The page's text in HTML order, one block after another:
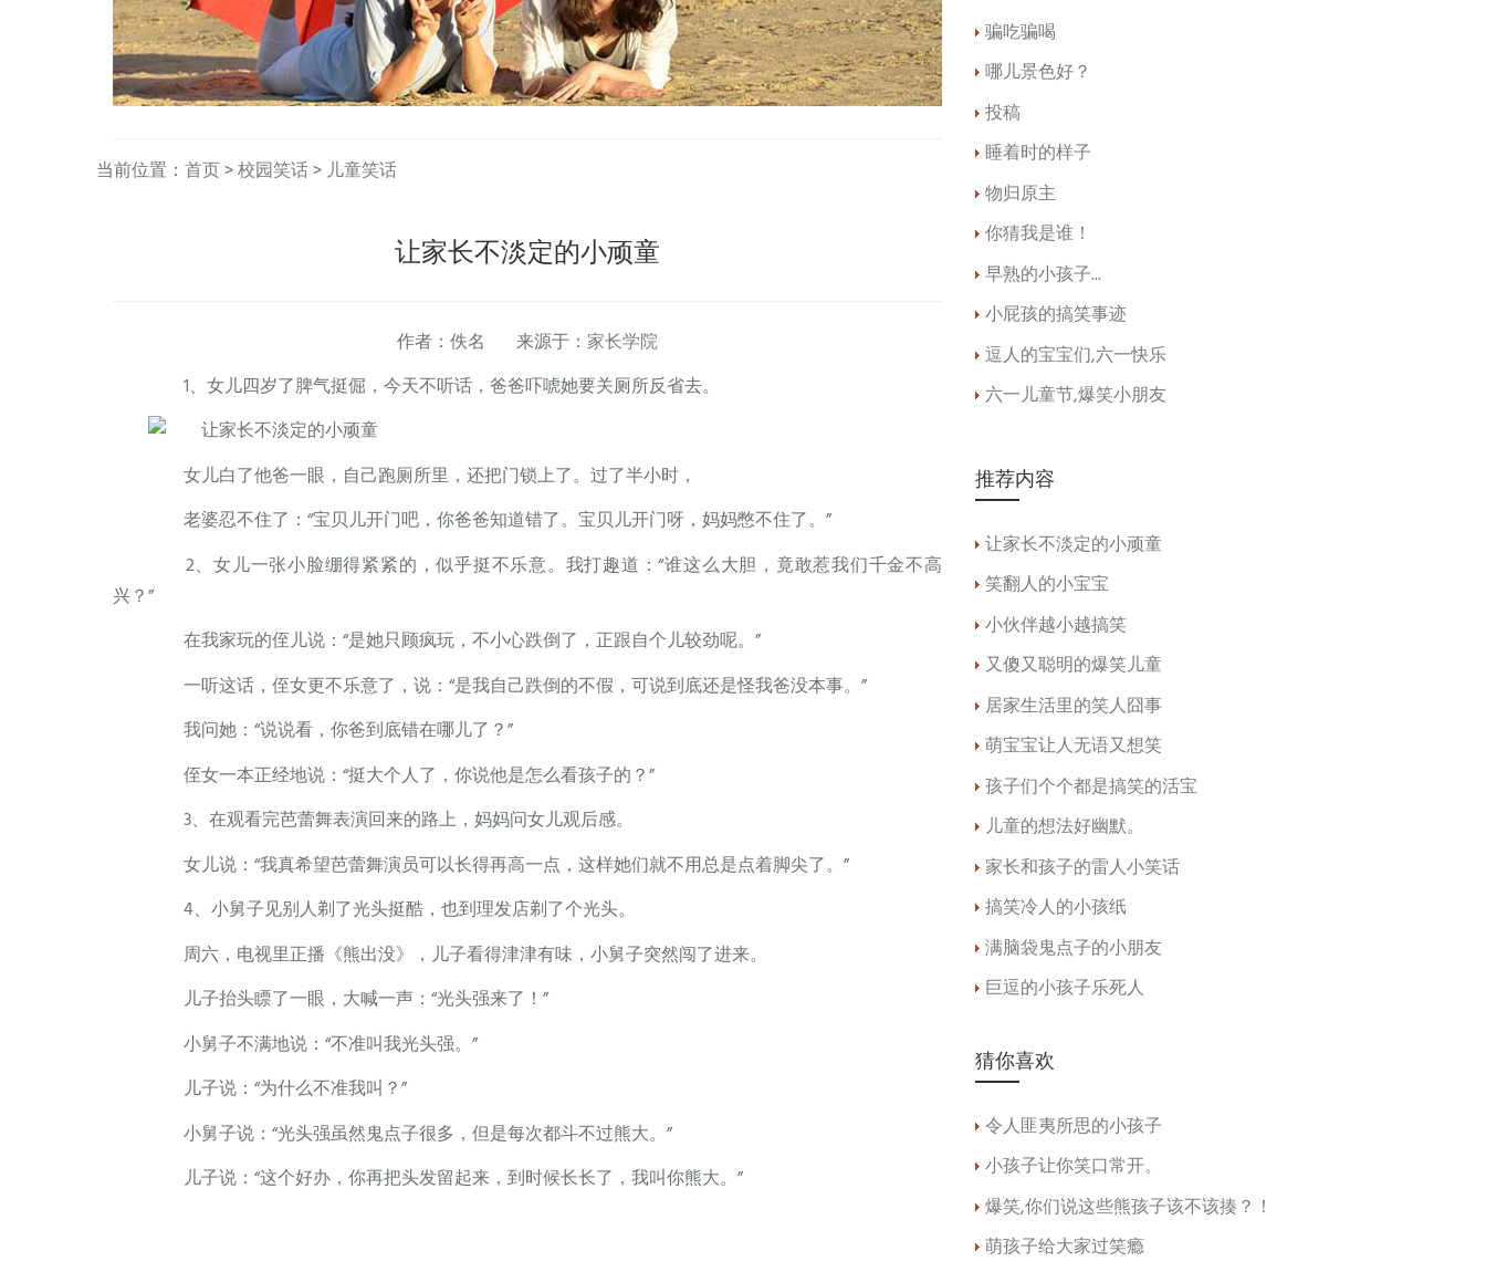
当前位置： 首页>校园笑话>儿童笑话
让家长不淡定的小顽童
作者：佚名 来源于： 家长学院
1、女儿四岁了脾气挺倔，今天不听话，爸爸吓唬她要关厕所反省去。
女儿白了他爸一眼，自己跑厕所里，还把门锁上了。过了半小时，
老婆忍不住了：“宝贝儿开门吧，你爸爸知道错了。宝贝儿开门呀，妈妈憋不住了。”
2、女儿一张小脸绷得紧紧的，似乎挺不乐意。我打趣道：“谁这么大胆，竟敢惹我们千金不高
兴？”
在我家玩的侄儿说：“是她只顾疯玩，不小心跌倒了，正跟自个儿较劲呢。”
一听这话，侄女更不乐意了，说：“是我自己跌倒的不假，可说到底还是怪我爸没本事。”
我问她：“说说看，你爸到底错在哪儿了？”
侄女一本正经地说：“挺大个人了，你说他是怎么看孩子的？”
3、在观看完芭蕾舞表演回来的路上，妈妈问女儿观后感。
女儿说：“我真希望芭蕾舞演员可以长得再高一点，这样她们就不用总是点着脚尖了。”
4、小舅子见别人剃了光头挺酷，也到理发店剃了个光头。
周六，电视里正播《熊出没》，儿子看得津津有味，小舅子突然闯了进来。
儿子抬头瞟了一眼，大喊一声：“光头强来了！”
小舅子不满地说：“不准叫我光头强。”
儿子说：“为什么不准我叫？”
小舅子说：“光头强虽然鬼点子很多，但是每次都斗不过熊大。”
儿子说：“这个好办，你再把头发留起来，到时候长长了，我叫你熊大。”
骗吃骗喝
哪儿景色好？
投稿
睡着时的样子
物归原主
你猜我是谁！
早熟的小孩子...
小屁孩的搞笑事迹
逗人的宝宝们,六一快乐
六一儿童节,爆笑小朋友
推荐内容
让家长不淡定的小顽童
笑翻人的小宝宝
小伙伴越小越搞笑
又傻又聪明的爆笑儿童
居家生活里的笑人囧事
萌宝宝让人无语又想笑
孩子们个个都是搞笑的活宝
儿童的想法好幽默。
家长和孩子的雷人小笑话
搞笑冷人的小孩纸
满脑袋鬼点子的小朋友
巨逗的小孩子乐死人
猜你喜欢
令人匪夷所思的小孩子
小孩子让你笑口常开。
爆笑,你们说这些熊孩子该不该揍？！
萌孩子给大家过笑瘾